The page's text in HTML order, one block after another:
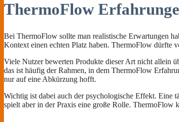
ThermoFlow
Bei ThermoFlow sollte man realistische Erwartungen
Kontext einen echten Platz haben. ThermoFlow dürfte
Viele Nutzer bewerten Produkte dieser Art nicht allein
das ist häufig der Rahmen, in dem ThermoFlow
nur auf eine Abkürzung hofft.
Wichtig ist dabei auch der psychologische Effekt. Eine
spielt aber in der Praxis eine große Rolle. ThermoFlow